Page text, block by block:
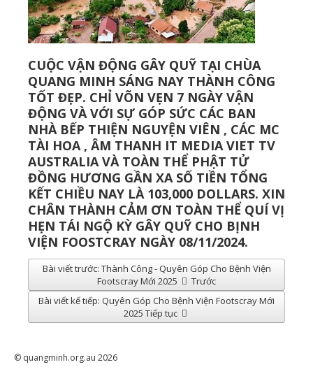
CUỘC VẬN ĐỘNG GÂY QUỸ TẠI CHÙA
QUANG MINH SÁNG NAY THÀNH CÔNG
TỐT ĐẸP. CHỈ VÕN VẸN 7 NGÀY VẬN
ĐỘNG VÀ VỚI SỰ GÓP SỨC CÁC BAN
NHÀ BẾP THIỆN NGUYỆN VIÊN , CÁC MC
TÀI HOA , ÂM THANH IT MEDIA VIET TV
AUSTRALIA VÀ TOÀN THỂ PHẬT TỬ
ĐỒNG HƯƠNG GẦN XA SỐ TIỀN TỔNG
KẾT CHIỀU NAY LÀ 103,000 DOLLARS. XIN
CHÂN THÀNH CẢM ƠN TOÀN THỂ QUÍ VỊ
HẸN TÁI NGỘ KỲ GÂY QUỸ CHO BỊNH
VIỆN FOOSTCRAY NGÀY 08/11/2024.
Bài viết trước: Thành Công - Quyên Góp Cho Bệnh Viện
Footscray Mới 2025
Trước
Bài viết kế tiếp: Quyên Góp Cho Bệnh Viện Footscray Mới
2025 Tiếp tục
© quangminh.org.au 2026